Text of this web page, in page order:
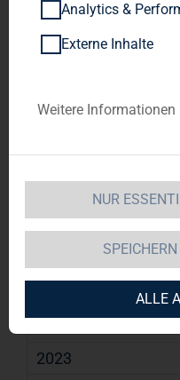
Eigenkapitalquote:
schnellen Überblick.
der Konzern-
Gewinn- und
Analytics &
Externe Inhalte
Weitere Informationen
NUR
ALLE